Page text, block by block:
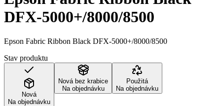
DFX-5000+/8000/8500
Epson Fabric Ribbon Black DFX-5000+/8000/8500
Stav produktu
Nová
Na objednávku
Nová bez krabice
Na objednávku
Použitá
Na objednávku